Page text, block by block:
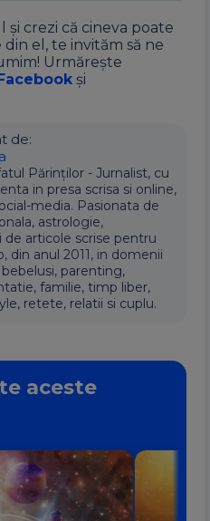
crezi că cineva poate
el, te invităm să ne
Urmărește
și
de:
Părinților - Jurnalist, cu
in presa scrisa si online,
media. Pasionata de
astrologie,
de articole scrise pentru
din anul 2011, in domenii
bebelusi, parenting,
familie, timp liber,
retete, relatii si cuplu.
aceste